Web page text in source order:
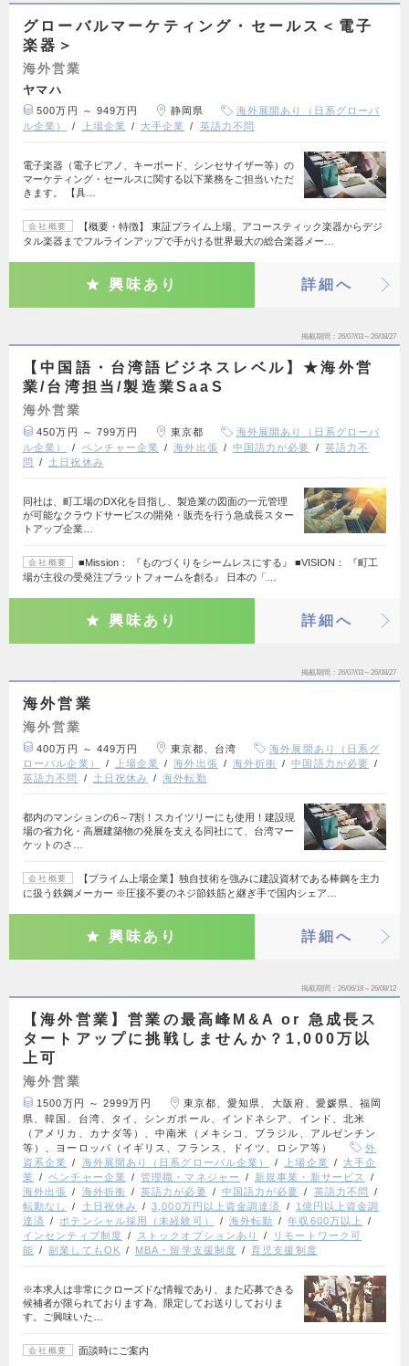
グローバルマーケティング・セールス＜電子
楽器＞
海外営業
ヤマハ
500万円 ～ 949万円 静岡県
海外展開あり（日系グローバ
ル企業）
上場企業 大手企業 英語力不問
電子楽器（電子ピアノ、キーボード、シンセサイザー等）の
マーケティング・セールスに関する以下業務をご担当いただ
きます。 【具…
会社概要
【概要・特徴】 東証プライム上場、アコースティック楽器からデジ
タル楽器までフルラインアップで手がける世界最大の総合楽器メー…
興味あり 詳細へ
掲載期間 26/07/03～26/08/27
【中国語・台湾語ビジネスレベル】★海外営
業/台湾担当/製造業SaaS
海外営業
450万円 ～ 799万円 東京都
海外展開あり（日系グローバ
ル企業）
ベンチャー企業 海外出張 中国語力が必要
英語力不
問
土日祝休み
同社は、町工場のDX化を目指し、製造業の図面の一元管理
が可能なクラウドサービスの開発・販売を行う急成長スター
トアップ企業…
会社概要
■Mission： 『ものづくりをシームレスにする』 ■VISION： 『町工
場が主役の受発注プラットフォームを創る』 日本の「…
興味あり 詳細へ
掲載期間 26/07/03～26/08/27
海外営業
海外営業
400万円 ～ 449万円 東京都、台湾
海外展開あり（日系グ
ローバル企業）
上場企業 海外出張 海外折衝
中国語力が必要
英語力不問
土日祝休み 海外転勤
都内のマンションの6～7割！スカイツリーにも使用！建設現
場の省力化・高層建築物の発展を支える同社にて、台湾マー
ケットのさ…
会社概要
【プライム上場企業】独自技術を強みに建設資材である棒鋼を主力
に扱う鉄鋼メーカー ※圧接不要のネジ節鉄筋と継ぎ手で国内シェア…
興味あり 詳細へ
掲載期間 26/06/18～26/08/12
【海外営業】営業の最高峰M&A or 急成長ス
タートアップに挑戦しませんか？1,000万以
上可
海外営業
1500万円 ～ 2999万円
東京都、愛知県、大阪府、愛媛県、福岡
県、韓国、台湾、タイ、シンガポール、インドネシア、インド、北米
（アメリカ、カナダ等）、中南米（メキシコ、ブラジル、アルゼンチン
等）、ヨーロッパ（イギリス、フランス、ドイツ、ロシア等）
外
資系企業
海外展開あり（日系グローバル企業） 上場企業
大手企
業
ベンチャー企業 管理職・マネジャー
新規事業・新サービス
海外出張
海外折衝 英語力が必要 中国語力が必要
英語力不問
転勤なし
土日祝休み 3,000万円以上資金調達済
1億円以上資金調
達済
ポテンシャル採用（未経験可） 海外転勤
年収600万以上
インセンティブ制度
ストックオプションあり
リモートワーク可
能
副業してもOK MBA・留学支援制度 育児支援制度
※本求人は非常にクローズドな情報であり、また応募できる
候補者が限られております為、限定してお送りしておりま
す。ご興味いた…
会社概要 面談時にご案内